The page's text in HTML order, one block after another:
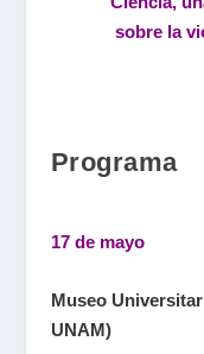
sobre la
Programa
17 de mayo
Museo
UNAM)